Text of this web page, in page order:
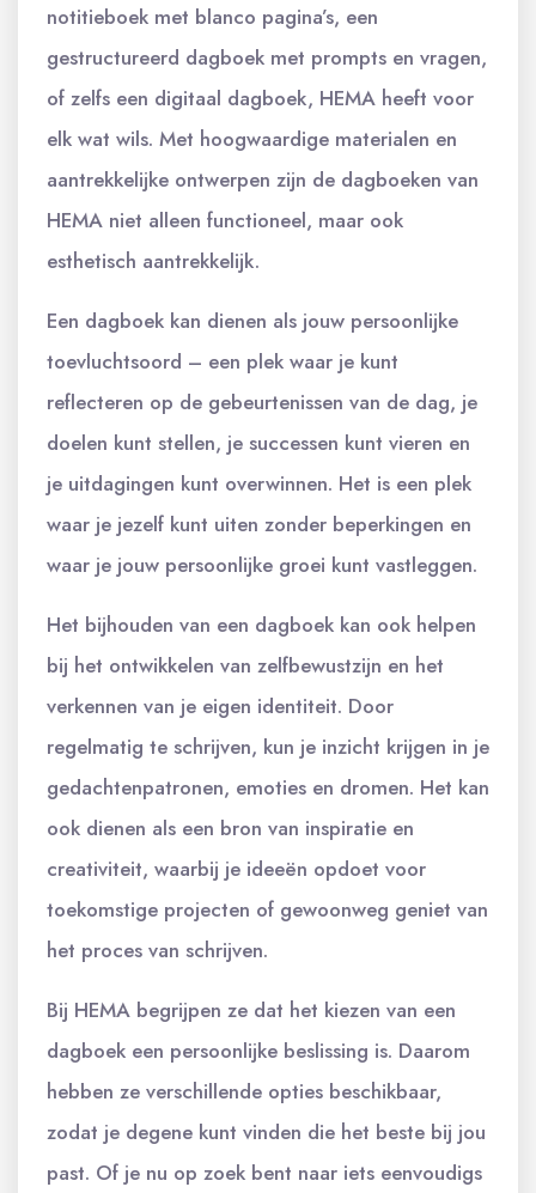
notitieboek met blanco pagina’s, een
gestructureerd dagboek met prompts en vragen,
of zelfs een digitaal dagboek, HEMA heeft voor
elk wat wils. Met hoogwaardige materialen en
aantrekkelijke ontwerpen zijn de dagboeken van
HEMA niet alleen functioneel, maar ook
esthetisch aantrekkelijk.
Een dagboek kan dienen als jouw persoonlijke
toevluchtsoord – een plek waar je kunt
reflecteren op de gebeurtenissen van de dag, je
doelen kunt stellen, je successen kunt vieren en
je uitdagingen kunt overwinnen. Het is een plek
waar je jezelf kunt uiten zonder beperkingen en
waar je jouw persoonlijke groei kunt vastleggen.
Het bijhouden van een dagboek kan ook helpen
bij het ontwikkelen van zelfbewustzijn en het
verkennen van je eigen identiteit. Door
regelmatig te schrijven, kun je inzicht krijgen in je
gedachtenpatronen, emoties en dromen. Het kan
ook dienen als een bron van inspiratie en
creativiteit, waarbij je ideeën opdoet voor
toekomstige projecten of gewoonweg geniet van
het proces van schrijven.
Bij HEMA begrijpen ze dat het kiezen van een
dagboek een persoonlijke beslissing is. Daarom
hebben ze verschillende opties beschikbaar,
zodat je degene kunt vinden die het beste bij jou
past. Of je nu op zoek bent naar iets eenvoudigs